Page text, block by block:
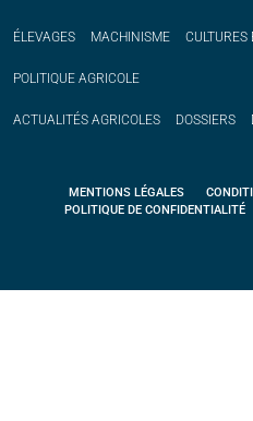
ÉLEVAGES MACHINISME CULTURES
POLITIQUE AGRICOLE
ACTUALITÉS AGRICOLES DOSSIERS
MENTIONS LÉGALES
POLITIQUE DE CONFIDENTIALITÉ